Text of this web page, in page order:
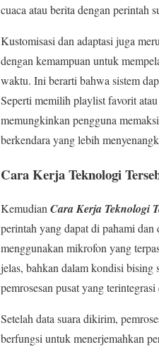
cuaca atau berita dengan perintah
Kustomisasi dan adaptasi juga
dengan kemampuan untuk
waktu. Ini berarti bahwa sistem
Seperti memilih playlist favorit
memungkinkan pengguna
berkendara yang lebih
Cara Kerja Teknologi
KemudianCara Kerja Teknologi
perintah yang dapat di pahami dan
menggunakan mikrofon yang
jelas, bahkan dalam kondisi bising
pemrosesan pusat yang
Setelah data suara dikirim,
berfungsi untuk menerjemahkan